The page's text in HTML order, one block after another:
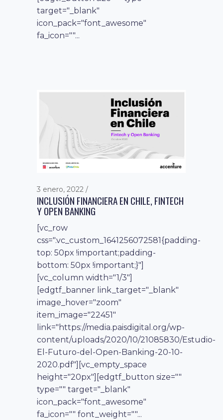
target="_blank"
icon_pack="font_awesome"
fa_icon=""...
3 enero, 2022
INCLUSIÓN FINANCIERA EN CHILE, FINTECH
Y OPEN BANKING
[vc_row
css=".vc_custom_1641256072581{padding-
top: 50px !important;padding-
bottom: 50px !important;}"]
[vc_column width="1/3"]
[edgtf_banner link_target="_blank"
image_hover="zoom"
item_image="22451"
link="https://media.paisdigital.org/wp-
content/uploads/2020/10/21085830/Estudio-
El-Futuro-del-Open-Banking-20-10-
2020.pdf"][vc_empty_space
height="20px"][edgtf_button size=""
type="" target="_blank"
icon_pack="font_awesome"
fa_icon="" font_weight=""...